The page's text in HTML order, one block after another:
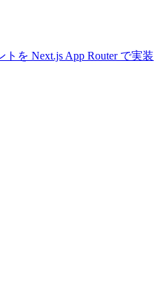
を Next.js App Router で実装